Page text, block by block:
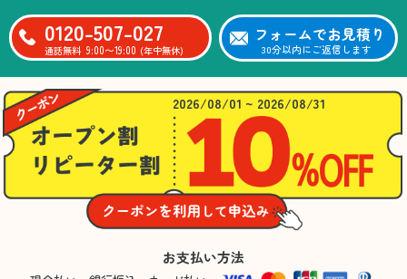
0120-507-027
通話無料 9:00〜19:00 (年中無休)
フォームでお見積り
30分以内にご返信します
2026/08/01 ~ 2026/08/31
お支払い方法